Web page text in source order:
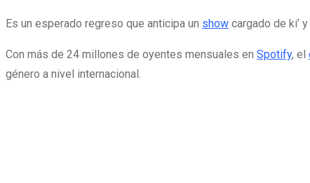
Es un esperado regreso que anticipa un show cargado de ki’
Con más de 24 millones de oyentes mensuales en Spotify, el
género a nivel internacional.